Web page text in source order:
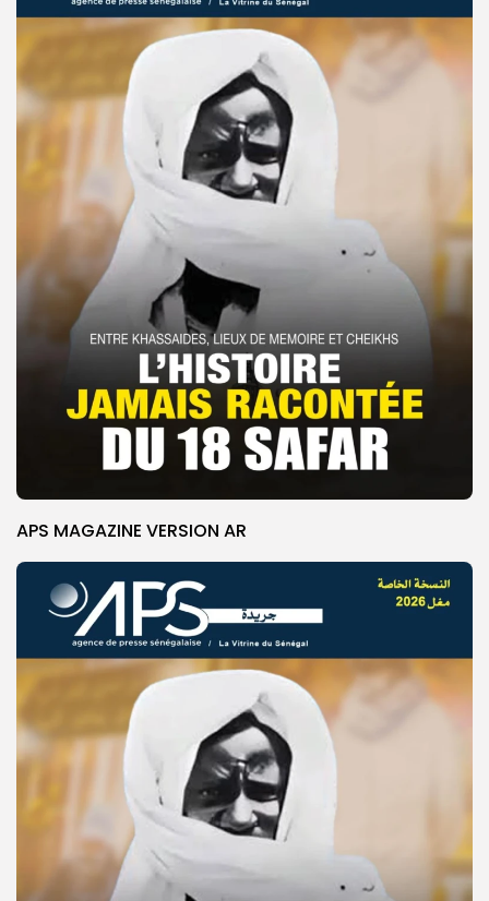
APS MAGAZINE VERSION AR